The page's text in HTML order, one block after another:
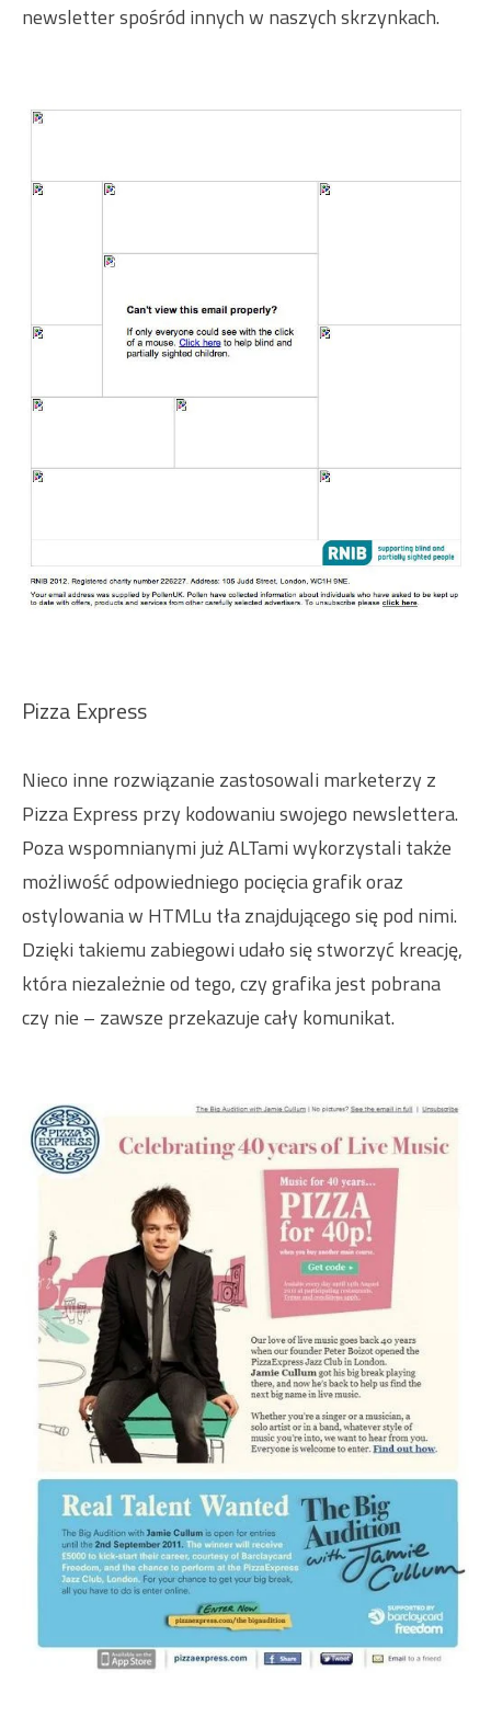
newsletter spośród innych w naszych skrzynkach.
Pizza Express
Nieco inne rozwiązanie zastosowali marketerzy z
Pizza Express przy kodowaniu swojego newslettera.
Poza wspomnianymi już ALTami wykorzystali także
możliwość odpowiedniego pocięcia grafik oraz
ostylowania w HTMLu tła znajdującego się pod nimi.
Dzięki takiemu zabiegowi udało się stworzyć kreację,
która niezależnie od tego, czy grafika jest pobrana
czy nie – zawsze przekazuje cały komunikat.